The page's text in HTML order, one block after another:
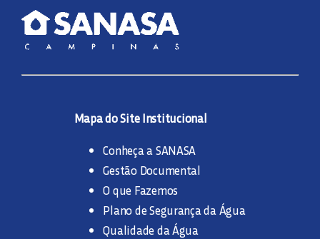
Mapa do Site Institucional
Conheça a SANASA
Gestão Documental
O que Fazemos
Plano de Segurança da Água
Qualidade da Água